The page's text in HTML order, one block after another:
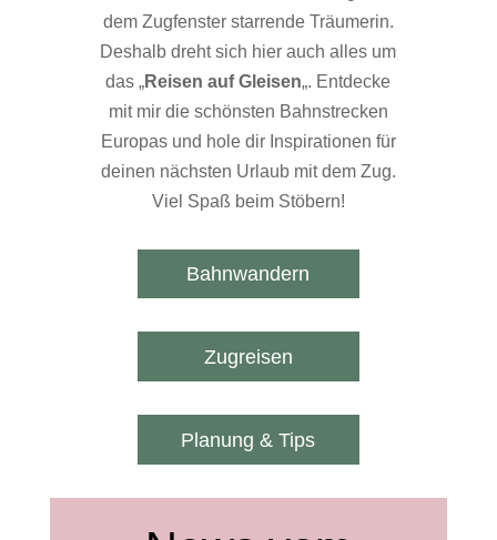
dem Zugfenster starrende Träumerin.
Deshalb dreht sich hier auch alles um
das „Reisen auf Gleisen„. Entdecke
mit mir die schönsten Bahnstrecken
Europas und hole dir Inspirationen für
deinen nächsten Urlaub mit dem Zug.
Viel Spaß beim Stöbern!
Bahnwandern
Zugreisen
Planung & Tips